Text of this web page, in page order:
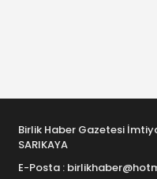
Birlik Haber Gazetesi
SARIKAYA
E-Posta :